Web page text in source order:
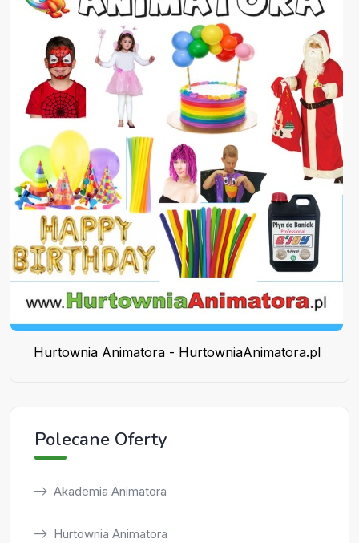
Hurtownia Animatora - HurtowniaAnimatora.pl
Polecane Oferty
Akademia Animatora
Hurtownia Animatora